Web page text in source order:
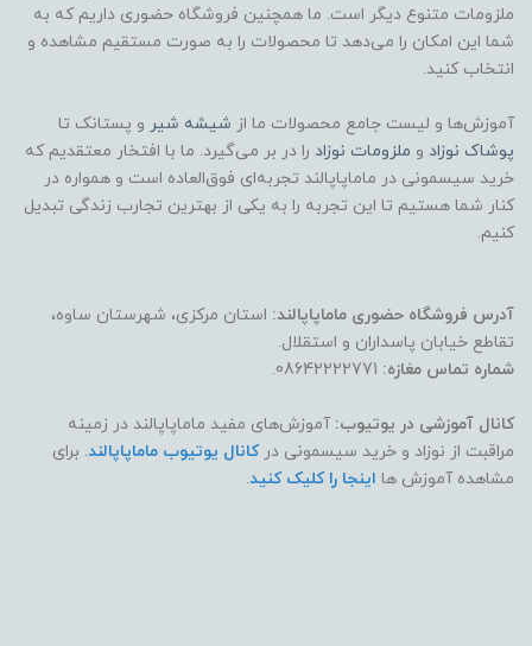
ملزومات متنوع دیگر است. ما همچنین فروشگاه حضوری داریم که به
شما این امکان را می‌دهد تا محصولات را به صورت مستقیم مشاهده و
انتخاب کنید.
آموزش‌ها و لیست جامع محصولات ما از شیشه شیر و پستانک تا
پوشاک نوزاد و ملزومات نوزاد را در بر می‌گیرد. ما با افتخار معتقدیم که
خرید سیسمونی در ماماپاپالند تجربه‌ای فوق‌العاده است و همواره در
کنار شما هستیم تا این تجربه را به یکی از بهترین تجارب زندگی تبدیل
کنیم.
آدرس فروشگاه حضوری ماماپاپالند: استان مرکزی، شهرستان ساوه،
تقاطع خیابان پاسداران و استقلال.
شماره تماس مغازه:
کانال آموزشی در یوتیوب: آموزش‌های مفید ماماپاپالند در زمینه
مراقبت از نوزاد و خرید سیسمونی درکانال یوتیوب ماماپاپالند. برای
مشاهده آموزش ها اینجا را کلیک کنید.